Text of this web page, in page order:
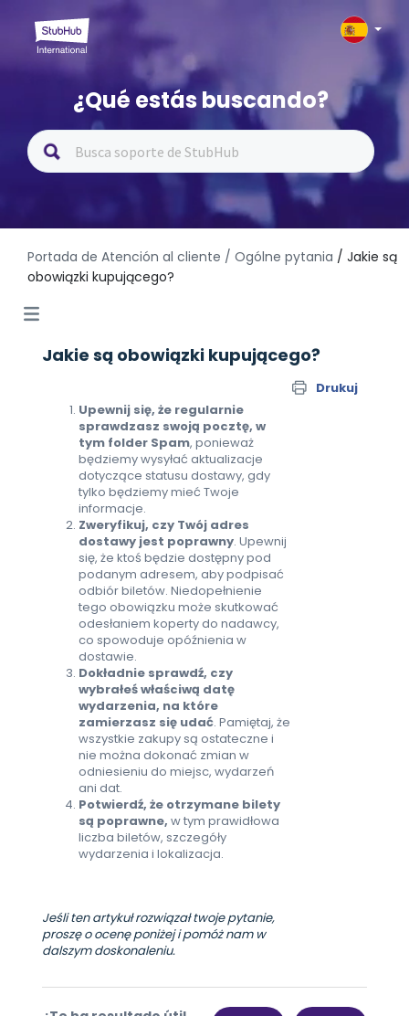
¿Qué estás buscando?
Portada de Atención al cliente / Ogólne pytania / Jakie są
obowiązki kupującego?
Jakie są obowiązki kupującego?
Drukuj
Upewnij się, że regularnie
sprawdzasz swoją pocztę, w
tym folder Spam, ponieważ
będziemy wysyłać aktualizacje
dotyczące statusu dostawy, gdy
tylko będziemy mieć Twoje
informacje.
Zweryfikuj, czy Twój adres
dostawy jest poprawny. Upewnij
się, że ktoś będzie dostępny pod
podanym adresem, aby podpisać
odbiór biletów. Niedopełnienie
tego obowiązku może skutkować
odesłaniem koperty do nadawcy,
co spowoduje opóźnienia w
dostawie.
Dokładnie sprawdź, czy
wybrałeś właściwą datę
wydarzenia, na które
zamierzasz się udać. Pamiętaj, że
wszystkie zakupy są ostateczne i
nie można dokonać zmian w
odniesieniu do miejsc, wydarzeń
ani dat.
Potwierdź, że otrzymane bilety
są poprawne, w tym prawidłowa
liczba biletów, szczegóły
wydarzenia i lokalizacja.
Jeśli ten artykuł rozwiązał twoje pytanie,
proszę o ocenę poniżej i pomóż nam w
dalszym doskonaleniu.